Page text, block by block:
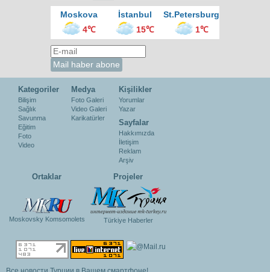
Moskova İstanbul
St.Petersburg
4℃
15℃ 1℃
Kategoriler
Bilişim
Sağlık
Savunma
Eğitim
Foto
Video
Medya
Foto Galeri
Video Galeri
Karikatürler
Kişilikler
Yorumlar
Yazar
Sayfalar
Hakkımızda
İletişim
Reklam
Arşiv
Ortaklar
Moskovsky Komsomolets
Projeler
Türkiye Haberler